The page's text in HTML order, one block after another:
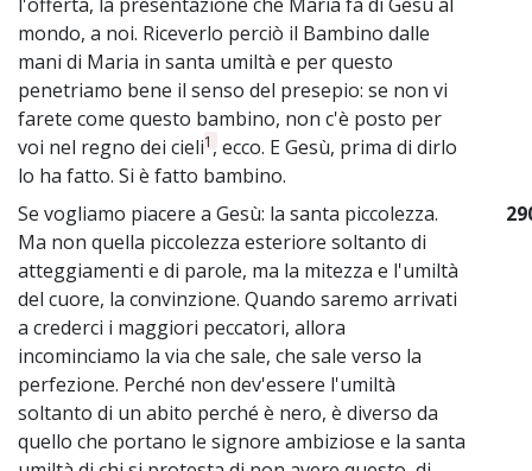
mondo, a noi. Riceverlo perciò il Bambino dalle
mani di Maria in santa umiltà e per questo
penetriamo bene il senso del presepio: se non vi
farete come questo bambino, non c'è posto per
voi nel regno dei cieli1 , ecco. E Gesù, prima di dirlo
lo ha fatto. Si è fatto bambino.
Se vogliamo piacere a Gesù: la santa piccolezza.
Ma non quella piccolezza esteriore soltanto di
atteggiamenti e di parole, ma la mitezza e l'umiltà
del cuore, la convinzione. Quando saremo arrivati
a crederci i maggiori peccatori, allora
incominciamo la via che sale, che sale verso la
perfezione. Perché non dev'essere l'umiltà
soltanto di un abito perché è nero, è diverso da
quello che portano le signore ambiziose e la santa